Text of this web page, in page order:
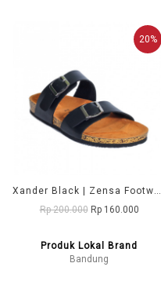
20%
Xander Black | Zensa Footwear Sandal Jepit Pria Casual
Rp 200.000 Rp 160.000
Produk Lokal Brand
Bandung